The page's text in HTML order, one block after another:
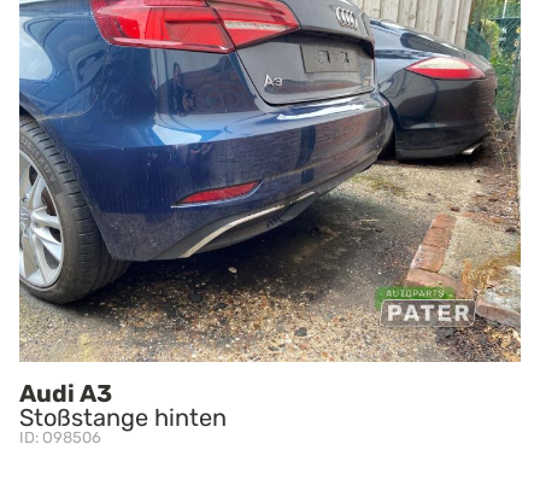
Audi A3
Stoßstange hinten
ID: O98506